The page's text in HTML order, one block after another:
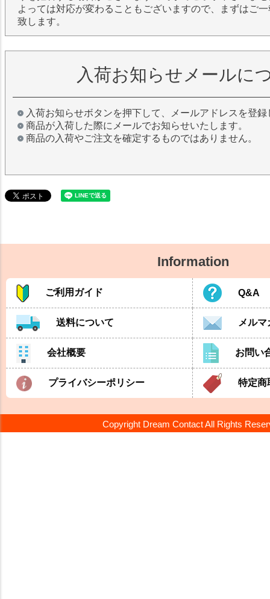
よっては対応が変わることもございますので、まずはご
致します。
入荷お知らせメールに
入荷お知らせボタンを押下して、メールアドレスを登
商品が入荷した際にメールでお知らせいたします。
商品の入荷やご注文を確定するものではありません。
Information
ご利用ガイド Q&A
送料について メル
会社概要 お問い
プライバシーポリシー 特定商
Copyright Dream Contact All Rights